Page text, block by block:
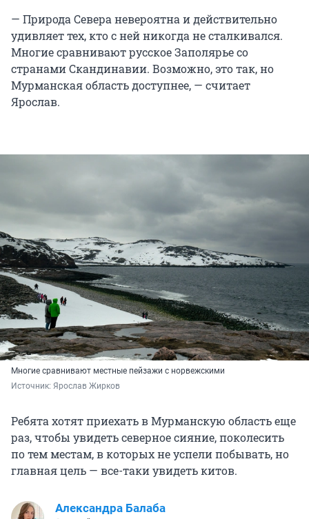
— Природа Севера невероятна и действительно
удивляет тех, кто с ней никогда не сталкивался.
Многие сравнивают русское Заполярье со
странами Скандинавии. Возможно, это так, но
Мурманская область доступнее, — считает
Ярослав.
Многие сравнивают местные пейзажи с норвежскими
Источник: Ярослав Жирков
Ребята хотят приехать в Мурманскую область еще
раз, чтобы увидеть северное сияние, поколесить
по тем местам, в которых не успели побывать, но
главная цель — все-таки увидеть китов.
Александра Балаба